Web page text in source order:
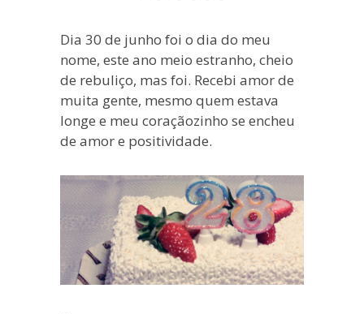
à
antiga.
Dia 30 de junho foi o dia do meu
nome, este ano meio estranho, cheio
de rebuliço, mas foi. Recebi amor de
muita gente, mesmo quem estava
longe e meu coraçãozinho se encheu
de amor e positividade.